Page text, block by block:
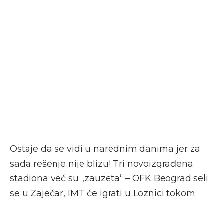
Ostaje da se vidi u narednim danima jer za
sada rešenje nije blizu! Tri novoizgrađena
stadiona već su „zauzeta“ – OFK Beograd seli
se u Zaječar, IMT će igrati u Loznici tokom